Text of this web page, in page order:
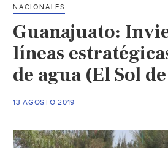
NACIONALES
Guanajuato:
líneas
de agua (El Sol
13 AGOSTO 2019